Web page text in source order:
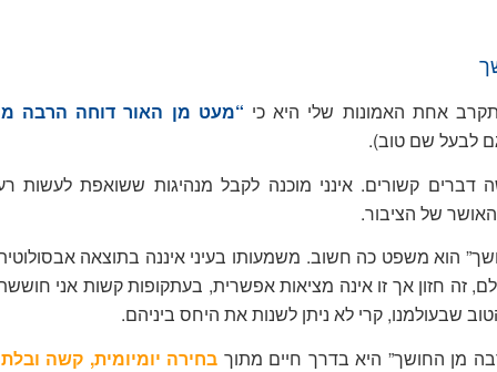
אחת האמונות שלי היא כי “מעט מן האור דוחה הרבה
לבעל שם טוב).
דברים קשורים. אינני מוכנה לקבל מנהיגות ששואפת לעשות
של הציבור.
הוא משפט כה חשוב. משמעותו בעיני איננה בתוצאה
זה חזון אך זו אינה מציאות אפשרית, בעתקופות קשות אני
שבעולמנו, קרי לא ניתן לשנות את היחס ביניהם.
מן החושך” היא בדרך חיים מתוך בחירה יומיומית, קשה